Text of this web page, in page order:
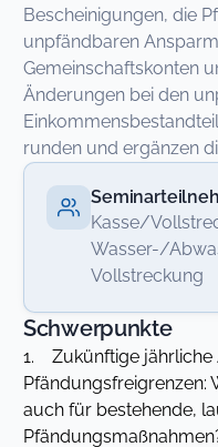
Bescheinigungen, die
unpfändbaren
Gemeinschaftskonten
Änderungen bei den
runden und ergänzen
Kasse/
Wasser-/
Vollstreckung
Schwerpunkte
1. Zukünftige jährliche
Pfändungsfreigrenzen:
auch für bestehende,